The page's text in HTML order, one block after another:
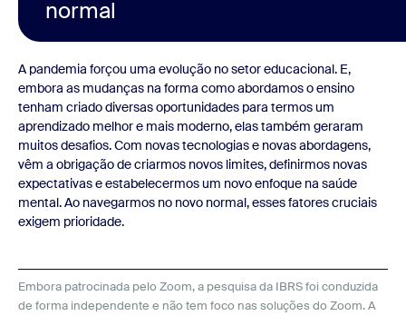
normal
A pandemia forçou uma evolução no setor educacional. E,
embora as mudanças na forma como abordamos o ensino
tenham criado diversas oportunidades para termos um
aprendizado melhor e mais moderno, elas também geraram
muitos desafios. Com novas tecnologias e novas abordagens,
vêm a obrigação de criarmos novos limites, definirmos novas
expectativas e estabelecermos um novo enfoque na saúde
mental. Ao navegarmos no novo normal, esses fatores cruciais
exigem prioridade.
Embora patrocinada pelo Zoom, a pesquisa da IBRS foi conduzida
de forma independente e não tem foco nas soluções do Zoom. A